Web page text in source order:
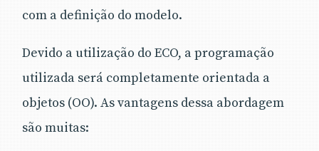
com a definição do modelo.
Devido a utilização do ECO, a programação
utilizada será completamente orientada a
objetos (OO). As vantagens dessa abordagem
são muitas: